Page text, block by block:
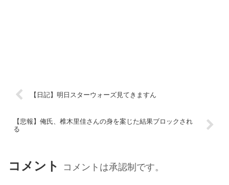
【日記】明日スターウォーズ見てきますん
【悲報】俺氏、椎木里佳さんの身を案じた結果ブロックされ
る
コメント コメントは承認制です。